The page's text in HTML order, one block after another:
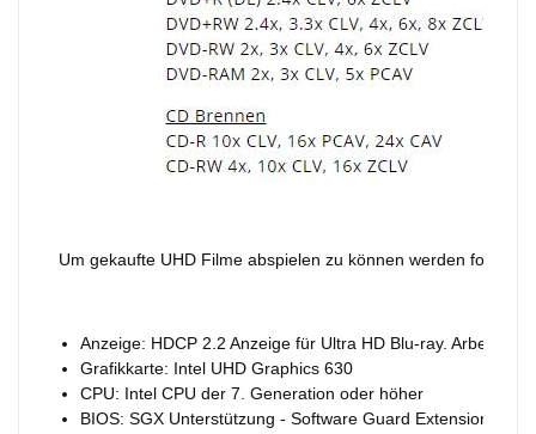
Um gekaufte UHD Filme abspielen zu können werden
Anzeige: HDCP 2.2 Anzeige für Ultra HD Blu-ray.
Grafikkarte: Intel UHD Graphics 630
CPU: Intel CPU der 7. Generation oder höher
BIOS: SGX Unterstützung - Software Guard Extensions